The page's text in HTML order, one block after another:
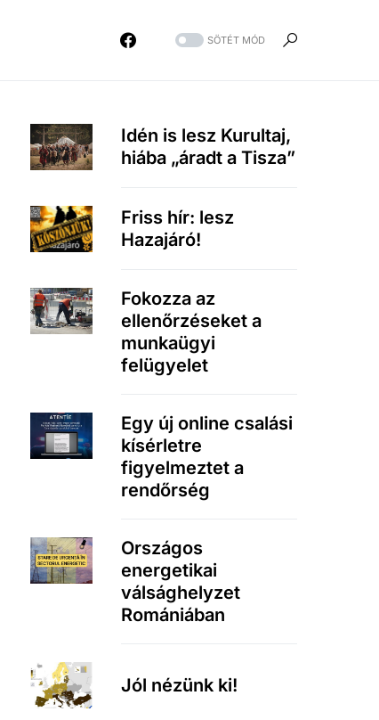
SÖTÉT MÓD
Idén is lesz Kurultaj,
hiába „áradt a Tisza”
Friss hír: lesz
Hazajáró!
Fokozza az
ellenőrzéseket a
munkaügyi
felügyelet
Egy új online csalási
kísérletre
figyelmeztet a
rendőrség
Országos
energetikai
válsághelyzet
Romániában
Jól nézünk ki!